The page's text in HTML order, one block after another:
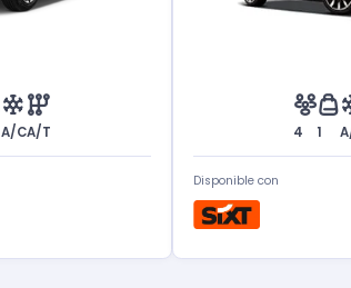
A/CA/T 4 1
Disponible con